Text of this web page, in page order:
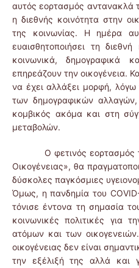
αυτός εορτασμός αντανακλά
η διεθνής κοινότητα στην
της κοινωνίας. Η ημέρα
ευαισθητοποιήσει τη
κοινωνικά, δημογραφικά
επηρεάζουν την οικογένεια.
να έχει αλλάξει μορφή,
των δημογραφικών
κομβικός ακόμα και στη
μεταβολών.
Ο φετινός εορτασμός
Οικογένειας», θα
δύσκολες παγκόσμιες
Όμως, η πανδημία του
τόνισε έντονα τη σημασία
κοινωνικές πολιτικές για
ατόμων και των
οικογένειας δεν είναι
την εξέλιξή της αλλά και